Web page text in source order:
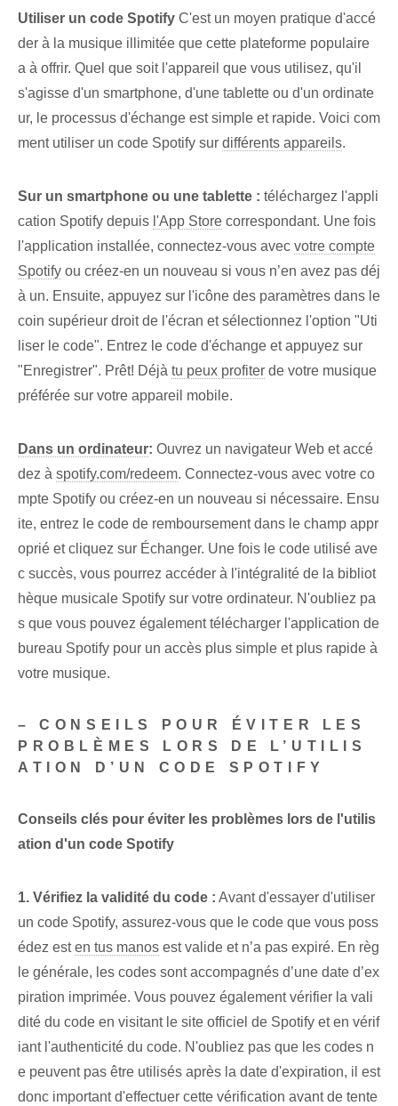
Utiliser un code Spotify C'est un moyen pratique d'accé
der à la musique illimitée que cette plateforme populaire
a à offrir. Quel que soit l'appareil que vous utilisez, qu'il
s'agisse d'un smartphone, d'une tablette ou d'un ordinate
ur, le processus d'échange est simple et rapide. Voici com
ment⁤ utiliser⁤ un code Spotify sur différents appareils.
Sur un ⁢smartphone ou une tablette : téléchargez l'appli
cation Spotify depuis l'App Store correspondant. Une fois
l'application installée, connectez-vous avec votre compte
Spotify ou créez-en un nouveau si vous n’en avez pas déj
à un. Ensuite, appuyez sur l'icône des paramètres dans le
coin supérieur droit de l'écran et sélectionnez l'option "Uti
liser le code". Entrez le code d'échange et appuyez sur
"Enregistrer". Prêt! Déjà tu peux profiter de votre musique
préférée sur votre appareil mobile.
Dans un ordinateur: Ouvrez un navigateur Web et accé
dez à spotify.com/redeem. Connectez-vous avec votre co
mpte Spotify ou créez-en un nouveau si nécessaire. Ensu
ite, entrez le code de remboursement ⁢dans le ⁢champ ‌appr
oprié et cliquez sur ⁤Échanger. Une fois le code utilisé ave
c succès, vous pourrez accéder à l'intégralité de la bibliot
hèque musicale Spotify sur votre ordinateur. N'oubliez pa
s que vous pouvez également télécharger l'application de
bureau Spotify pour un accès plus simple et plus rapide à
votre musique.
– CONSEILS POUR ÉVITER LES
PROBLÈMES LORS DE L’UTILIS
ATION D’UN CODE SPOTIFY
Conseils clés pour éviter les problèmes lors de l'utilis
ation d'un code Spotify
1. Vérifiez⁤ la validité du code : Avant d'essayer d'utiliser
un code Spotify, assurez-vous que le code que vous poss
édez esten tus manos est valide et n’a pas expiré. En règ
le générale, les codes sont accompagnés d’une date d’ex
piration imprimée. Vous pouvez également vérifier la vali
dité du code en visitant le site officiel de Spotify et en vérif
iant l'authenticité du code. N'oubliez pas ⁢que les codes n
e peuvent pas ‌être utilisés après la date d'expiration‍, il est
donc important⁤ d'effectuer cette vérification avant de tente